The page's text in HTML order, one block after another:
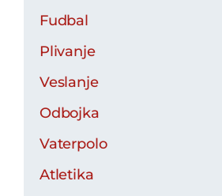
Fudbal
Plivanje
Veslanje
Odbojka
Vaterpolo
Atletika